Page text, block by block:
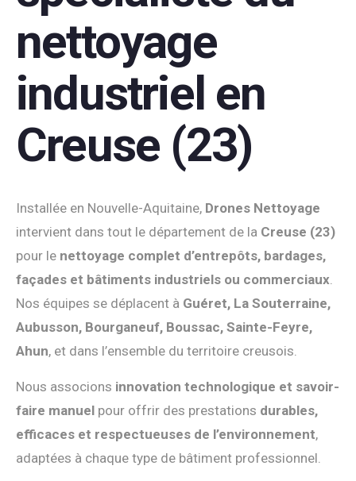
nettoyage
industriel en
Creuse (23)
Installée en Nouvelle-Aquitaine, Drones Nettoyage
intervient dans tout le département de la Creuse (23)
pour le nettoyage complet d’entrepôts, bardages,
façades et bâtiments industriels ou commerciaux.
Nos équipes se déplacent à Guéret, La Souterraine,
Aubusson, Bourganeuf, Boussac, Sainte-Feyre,
Ahun, et dans l’ensemble du territoire creusois.
Nous associons innovation technologique et savoir-
faire manuel pour offrir des prestations durables,
efficaces et respectueuses de l’environnement,
adaptées à chaque type de bâtiment professionnel.